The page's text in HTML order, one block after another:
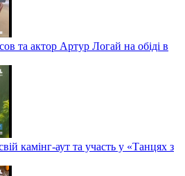
та актор Артур Логай на обіді в
камінг-аут та участь у «Танцях з